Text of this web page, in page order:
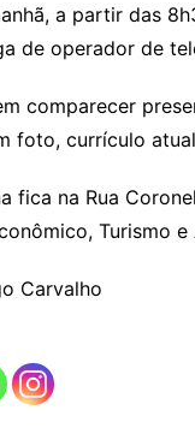
a partir das
de operador de
comparecer
foto, currículo
fica na Rua
Turismo
Carvalho